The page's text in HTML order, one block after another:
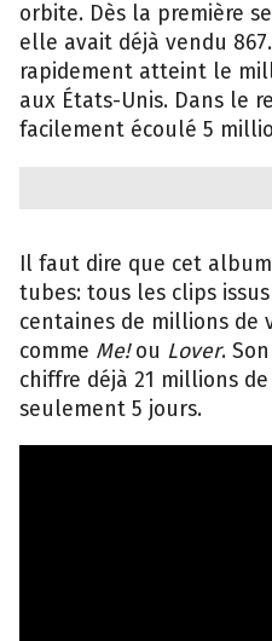
orbite. Dès la première
elle avait déjà vendu
rapidement atteint le
aux États-Unis. Dans le
facilement écoulé 5
Il faut dire que cet
tubes: tous les clips
centaines de millions de
comme Me!ou Lover.
chiffre déjà 21 millions
seulement 5 jours.